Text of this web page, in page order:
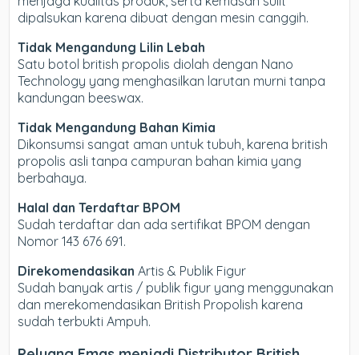
dipalsukan karena dibuat dengan mesin canggih.
Tidak Mengandung Lilin Lebah
Satu botol british propolis diolah dengan Nano
Technology yang menghasilkan larutan murni tanpa
kandungan beeswax.
Tidak Mengandung Bahan Kimia
Dikonsumsi sangat aman untuk tubuh, karena british
propolis asli tanpa campuran bahan kimia yang
berbahaya.
Halal dan Terdaftar BPOM
Sudah terdaftar dan ada sertifikat BPOM dengan
Nomor 143 676 691.
Direkomendasikan Artis & Publik Figur
Sudah banyak artis / publik figur yang menggunakan
dan merekomendasikan British Propolish karena
sudah terbukti Ampuh.